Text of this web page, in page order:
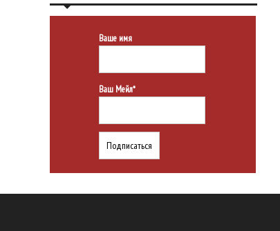
Ваше имя
Ваш Мейл*